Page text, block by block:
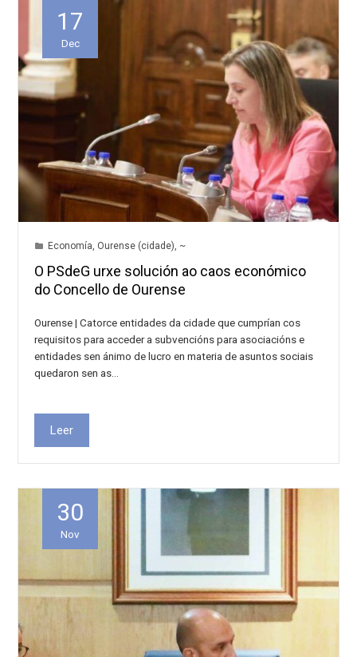
17
Dec
Economía, Ourense (cidade), ~
O PSdeG urxe solución ao caos económico
do Concello de Ourense
Ourense | Catorce entidades da cidade que cumprían cos
requisitos para acceder a subvencións para asociacións e
entidades sen ánimo de lucro en materia de asuntos sociais
quedaron sen as…
Leer
30
Nov